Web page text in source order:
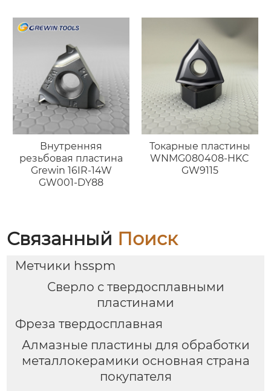
Внутренняя
резьбовая пластина
Grewin 16IR-14W
GW001-DY88
Токарные пластины
WNMG080408-HKC
GW9115
Связанный Поиск
Метчики hsspm
Сверло с твердосплавными
пластинами
Фреза твердосплавная
Алмазные пластины для обработки
металлокерамики основная страна
покупателя